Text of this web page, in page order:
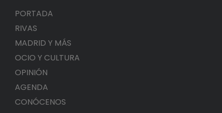
PORTADA
RIVAS
MADRID Y MÁS
OCIO Y CULTURA
OPINIÓN
AGENDA
CONÓCENOS